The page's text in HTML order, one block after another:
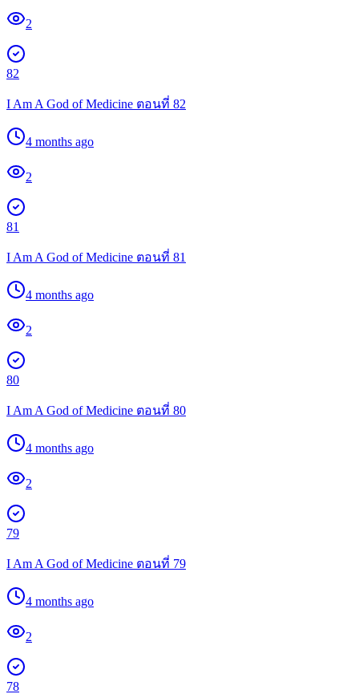
2
82
I Am A God of Medicine ตอนที่ 82
4 months ago
2
81
I Am A God of Medicine ตอนที่ 81
4 months ago
2
80
I Am A God of Medicine ตอนที่ 80
4 months ago
2
79
I Am A God of Medicine ตอนที่ 79
4 months ago
2
78